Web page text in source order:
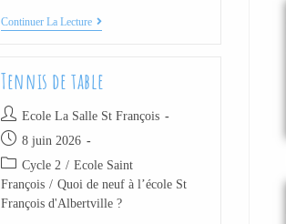
Continuer La Lecture
Tennis de table
Ecole La Salle St François
8 juin 2026
Cycle 2 / Ecole Saint
François / Quoi de neuf à l’école St
François d'Albertville ?